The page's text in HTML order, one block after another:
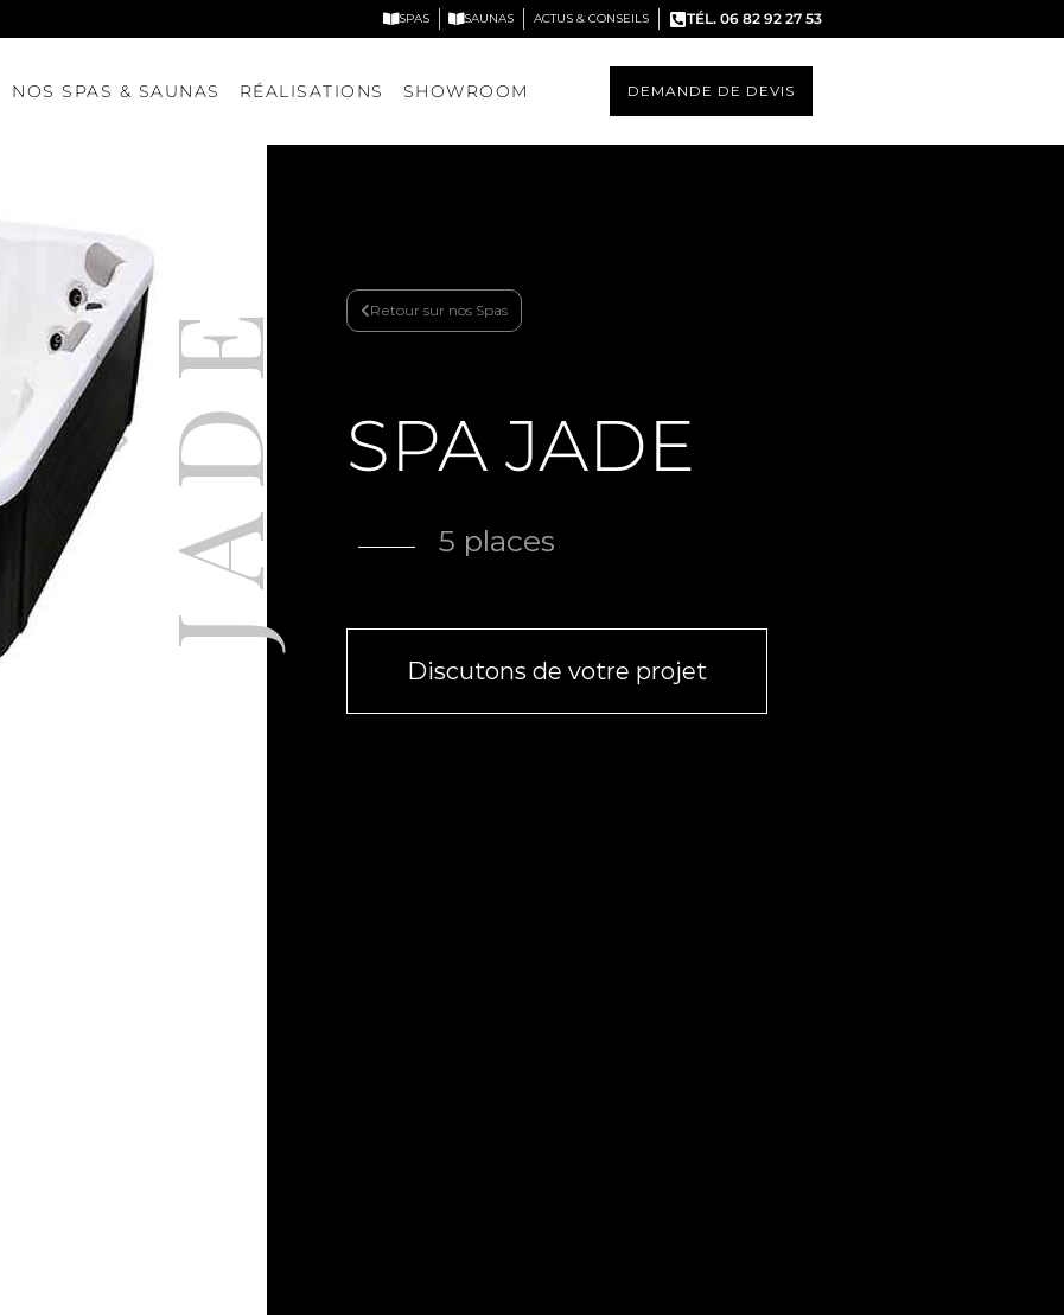
SPAS SAUNAS ACTUS & CONSEILS TÉL. 06 82 92 27 53
NOS SPAS & SAUNAS
Nos spas
DÉCOUVRIR NOS MODÈLES
RÉALISATIONS SHOWROOM DEMANDE DE DEVIS
JADE Retour sur nos Spas
SPA JADE
5 places
Discutons de votre projet